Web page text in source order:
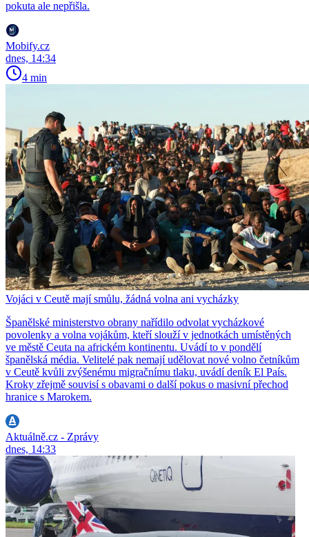
pokuta ale nepřišla.
Mobify.cz
dnes, 14:34
4 min
Vojáci v Ceutě mají smůlu, žádná volna ani vycházky
Španělské ministerstvo obrany nařídilo odvolat vycházkové
povolenky a volna vojákům, kteří slouží v jednotkách umístěných
ve městě Ceuta na africkém kontinentu. Uvádí to v pondělí
španělská média. Velitelé pak nemají udělovat nové volno četníkům
v Ceutě kvůli zvýšenému migračnímu tlaku, uvádí deník El País.
Kroky zřejmě souvisí s obavami o další pokus o masivní přechod
hranice s Marokem.
Aktuálně.cz - Zprávy
dnes, 14:33